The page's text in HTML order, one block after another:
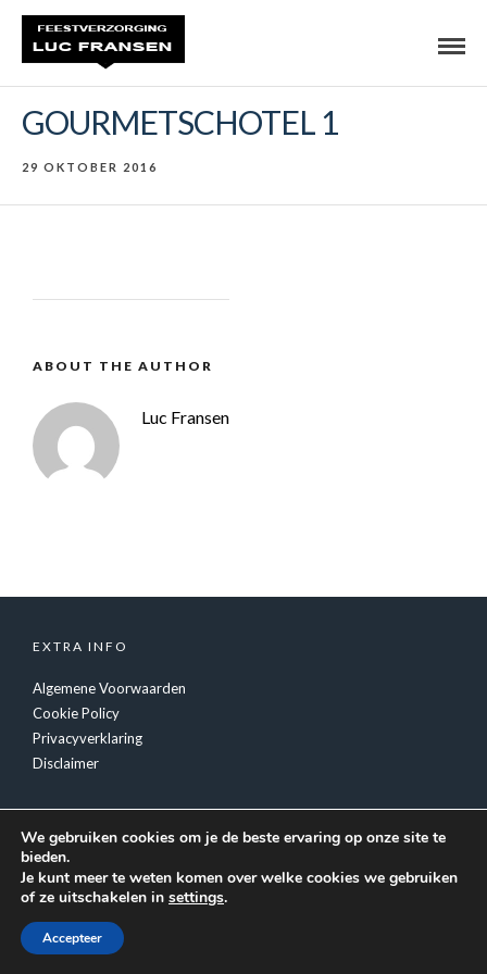
GOURMETSCHOTEL 1
29 OKTOBER 2016
ABOUT THE AUTHOR
Luc Fransen
EXTRA INFO
Algemene Voorwaarden
Cookie Policy
Privacyverklaring
Disclaimer
© Copyright
We gebruiken cookies om je de beste ervaring op onze site te
bieden.
Je kunt meer te weten komen over welke cookies we gebruiken
of ze uitschakelen in settings.
Accepteer